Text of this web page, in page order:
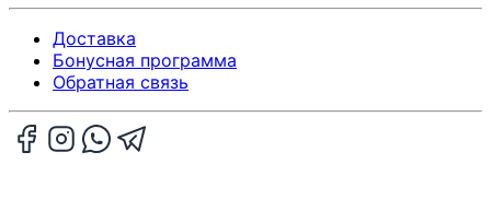
Доставка
Бонусная программа
Обратная связь